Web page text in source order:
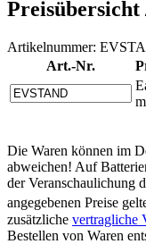
Preisübersicht
Artikelnummer:
Art.-Nr.
Die Waren können im
abweichen! Auf
der Veranschaulichung
angegebenen Preise
zusätzliche vertragliche
Bestellen von Waren